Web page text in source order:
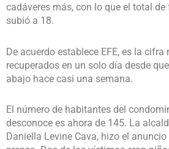
cadáveres más, con lo que el total
subió a 18.
De acuerdo establece EFE, es la
recuperados en un solo día desde
abajo hace casi una semana.
El número de habitantes del
desconoce es ahora de 145. La
Daniella Levine Cava, hizo el